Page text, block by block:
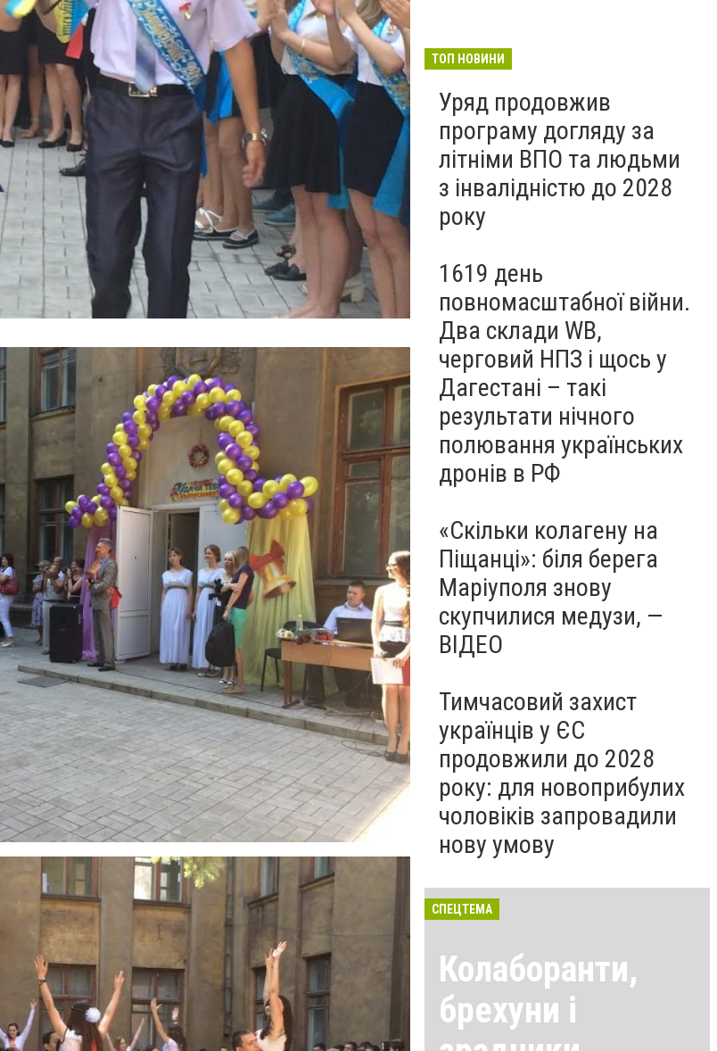
Бєдняков зіграє тата
новому українському
фільмі, - ФОТО
5 серпня
ТОП НОВИНИ
Уряд продовжив
програму догляду за
літніми ВПО та людьми
з інвалідністю до 2028
року
1619 день
повномасштабної війни.
Два склади WB,
черговий НПЗ і щось у
Дагестані – такі
результати нічного
полювання українських
дронів в РФ
«Скільки колагену на
Піщанці»: біля берега
Маріуполя знову
скупчилися медузи, —
ВІДЕО
Тимчасовий захист
українців у ЄС
продовжили до 2028
року: для новоприбулих
чоловіків запровадили
нову умову
СПЕЦТЕМА
Колаборанти,
брехуни і